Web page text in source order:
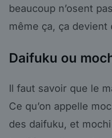
beaucoup n’osent
même ça, ça
Daifuku ou
Il faut savoir que le
Ce qu’on appelle
des daifuku, et